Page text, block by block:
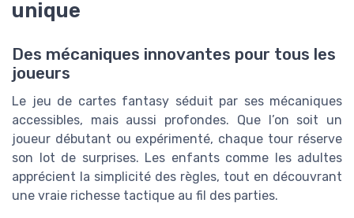
unique
Des mécaniques innovantes pour tous les
joueurs
Le jeu de cartes fantasy séduit par ses mécaniques
accessibles, mais aussi profondes. Que l’on soit un
joueur débutant ou expérimenté, chaque tour réserve
son lot de surprises. Les enfants comme les adultes
apprécient la simplicité des règles, tout en découvrant
une vraie richesse tactique au fil des parties.